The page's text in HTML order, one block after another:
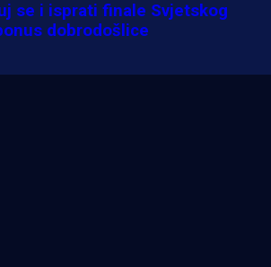
se i isprati finale Svjetskog
dobrodošlice